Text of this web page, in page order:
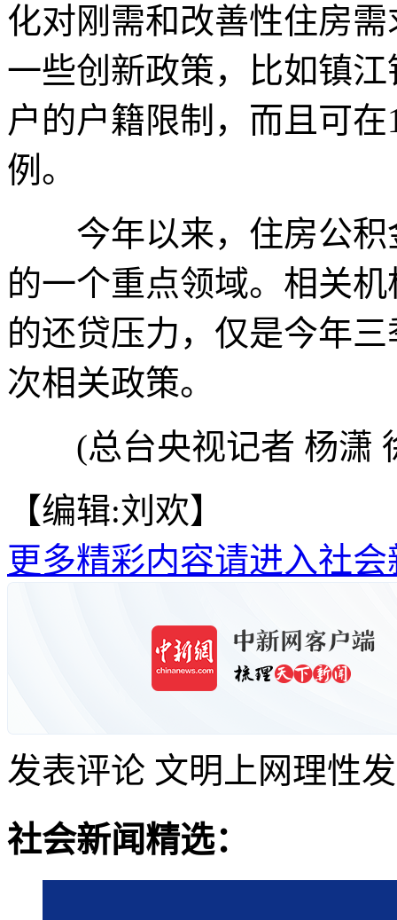
化对刚需和改善性住房
一些创新政策，比如镇
户的户籍限制，而且可
例。
今年以来，住房公积
的一个重点领域。相关
的还贷压力，仅是今年
次相关政策。
(总台央视记者 杨潇
【编辑:刘欢】
更多精彩内容请进入社会
发表评论 文明上网理性
社会新闻精选：